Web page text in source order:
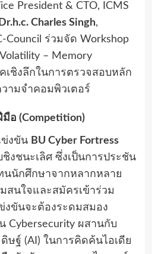
President & CTO, ICMS
Dr.h.c. Charles Singh,
Council ร่วมจัด Workshop
– Memory
เชิงลึกในการตรวจสอบหลัก
ามจำคอมพิวเตอร์
มือ (Competition)
งขัน BU Cyber Fortress
งชนะเลิศ ซึ่งเป็นการประชัน
นนักศึกษาจากหลากหลาย
สนใจและสมัครเข้าร่วม
งขันจะต้องระดมสมอง
Cybersecurity ผสานกับ
ษฐ์ (AI) ในการคิดค้นไอเดีย